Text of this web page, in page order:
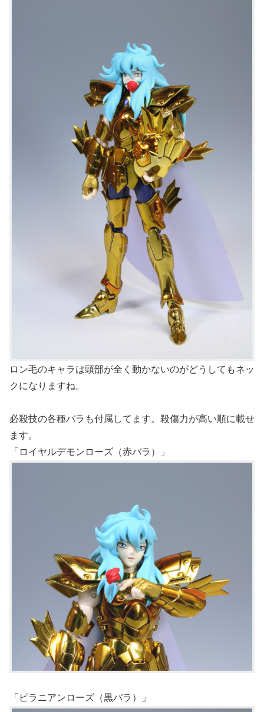
ロン毛のキャラは頭部が全く動かないのがどうしてもネッ
クになりますね。
必殺技の各種バラも付属してます。殺傷力が高い順に載せ
ます。
「ロイヤルデモンローズ（赤バラ）」
「ピラニアンローズ（黒バラ）」